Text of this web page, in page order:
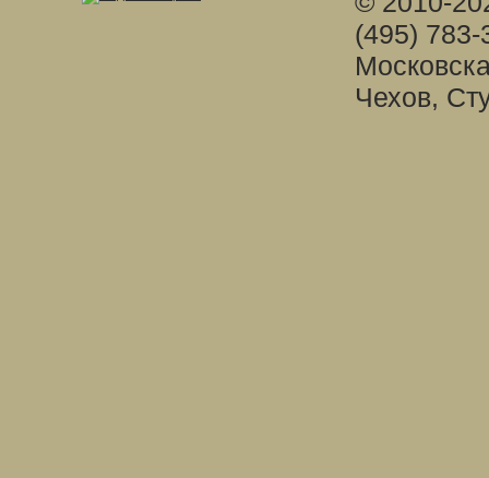
(495)
Чехов,